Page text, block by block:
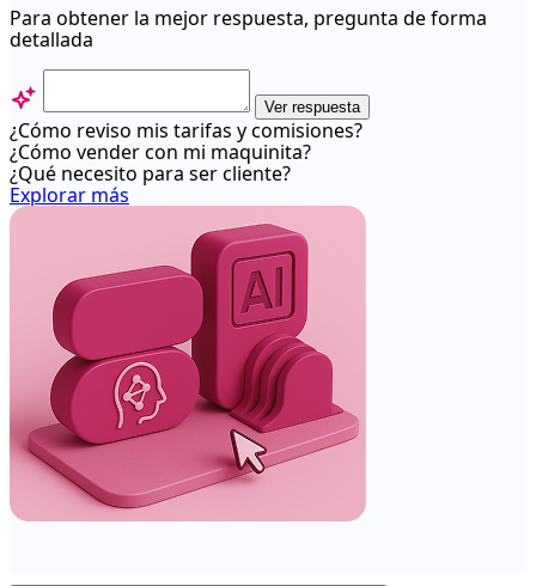
un
ejecutivo
comercial
de
Transbank
si
vivo
Regiones?
Centro
ayuda
Para obtener la mejor respuesta, pregunta de forma
detallada
Ver respuesta
¿Cómo reviso mis tarifas y comisiones?
¿Cómo vender con mi maquinita?
¿Qué necesito para ser cliente?
Explorar más